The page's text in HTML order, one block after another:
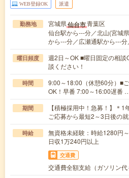
WEB登録OK 派遣
勤務地 宮城県仙台市青葉区
仙台駅から---分／北山(宮城
から---分／広瀬通駅から---
曜日頻度
週2日～OK ■曜日固定の相
談ください！
時間
9:00～18:00（休憩60分）■
OK！早番 7:00～16:00遅番
期間
【積極採用中！急募！】＊1
ご応募から最短2～3日後の
時給
無資格未経験：時給1280
日収1万240円以上
交通費
交通費全額支給（ガソリン代